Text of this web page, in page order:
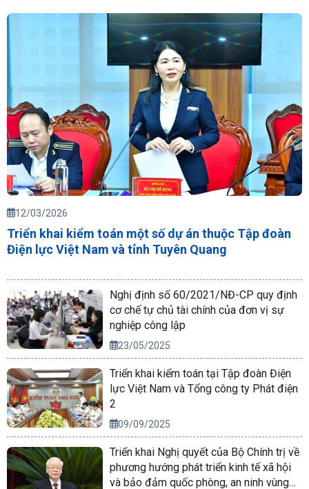
12/03/2026
Triển khai kiểm toán một số dự án thuộc Tập đoàn
Điện lực Việt Nam và tỉnh Tuyên Quang
Nghị định số 60/2021/NĐ-CP quy định
cơ chế tự chủ tài chính của đơn vị sự
nghiệp công lập
23/05/2025
Triển khai kiểm toán tại Tập đoàn Điện
lực Việt Nam và Tổng công ty Phát điện
2
09/09/2025
Triển khai Nghị quyết của Bộ Chính trị về
phương hướng phát triển kinh tế xã hội
và bảo đảm quốc phòng, an ninh vùng